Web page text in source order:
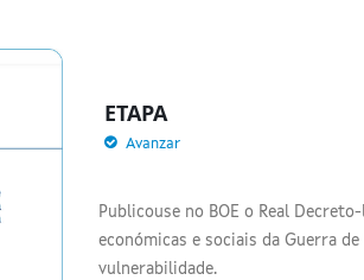
ETAPA
Avanzar
Publicouse no BOE o Real
económicas e sociais da Guerra
vulnerabilidade.